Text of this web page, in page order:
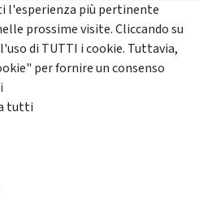
l'esperienza più pertinente
prossime visite. Cliccando su
di TUTTI i cookie. Tuttavia,
per fornire un consenso
tutti